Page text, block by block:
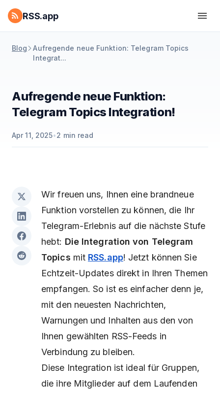
RSS.app
Blog
Aufregende neue Funktion: Telegram Topics
Integrat...
Aufregende neue Funktion:
Telegram Topics Integration!
Apr 11, 2025•2 min read
Wir freuen uns, Ihnen eine brandneue
Funktion vorstellen zu können, die Ihr
Telegram-Erlebnis auf die nächste Stufe
hebt: Die Integration von Telegram
Topics mit RSS.app! Jetzt können Sie
Echtzeit-Updates direkt in Ihren Themen
empfangen. So ist es einfacher denn je,
mit den neuesten Nachrichten,
Warnungen und Inhalten aus den von
Ihnen gewählten RSS-Feeds in
Verbindung zu bleiben.
Diese Integration ist ideal für Gruppen,
die ihre Mitglieder auf dem Laufenden